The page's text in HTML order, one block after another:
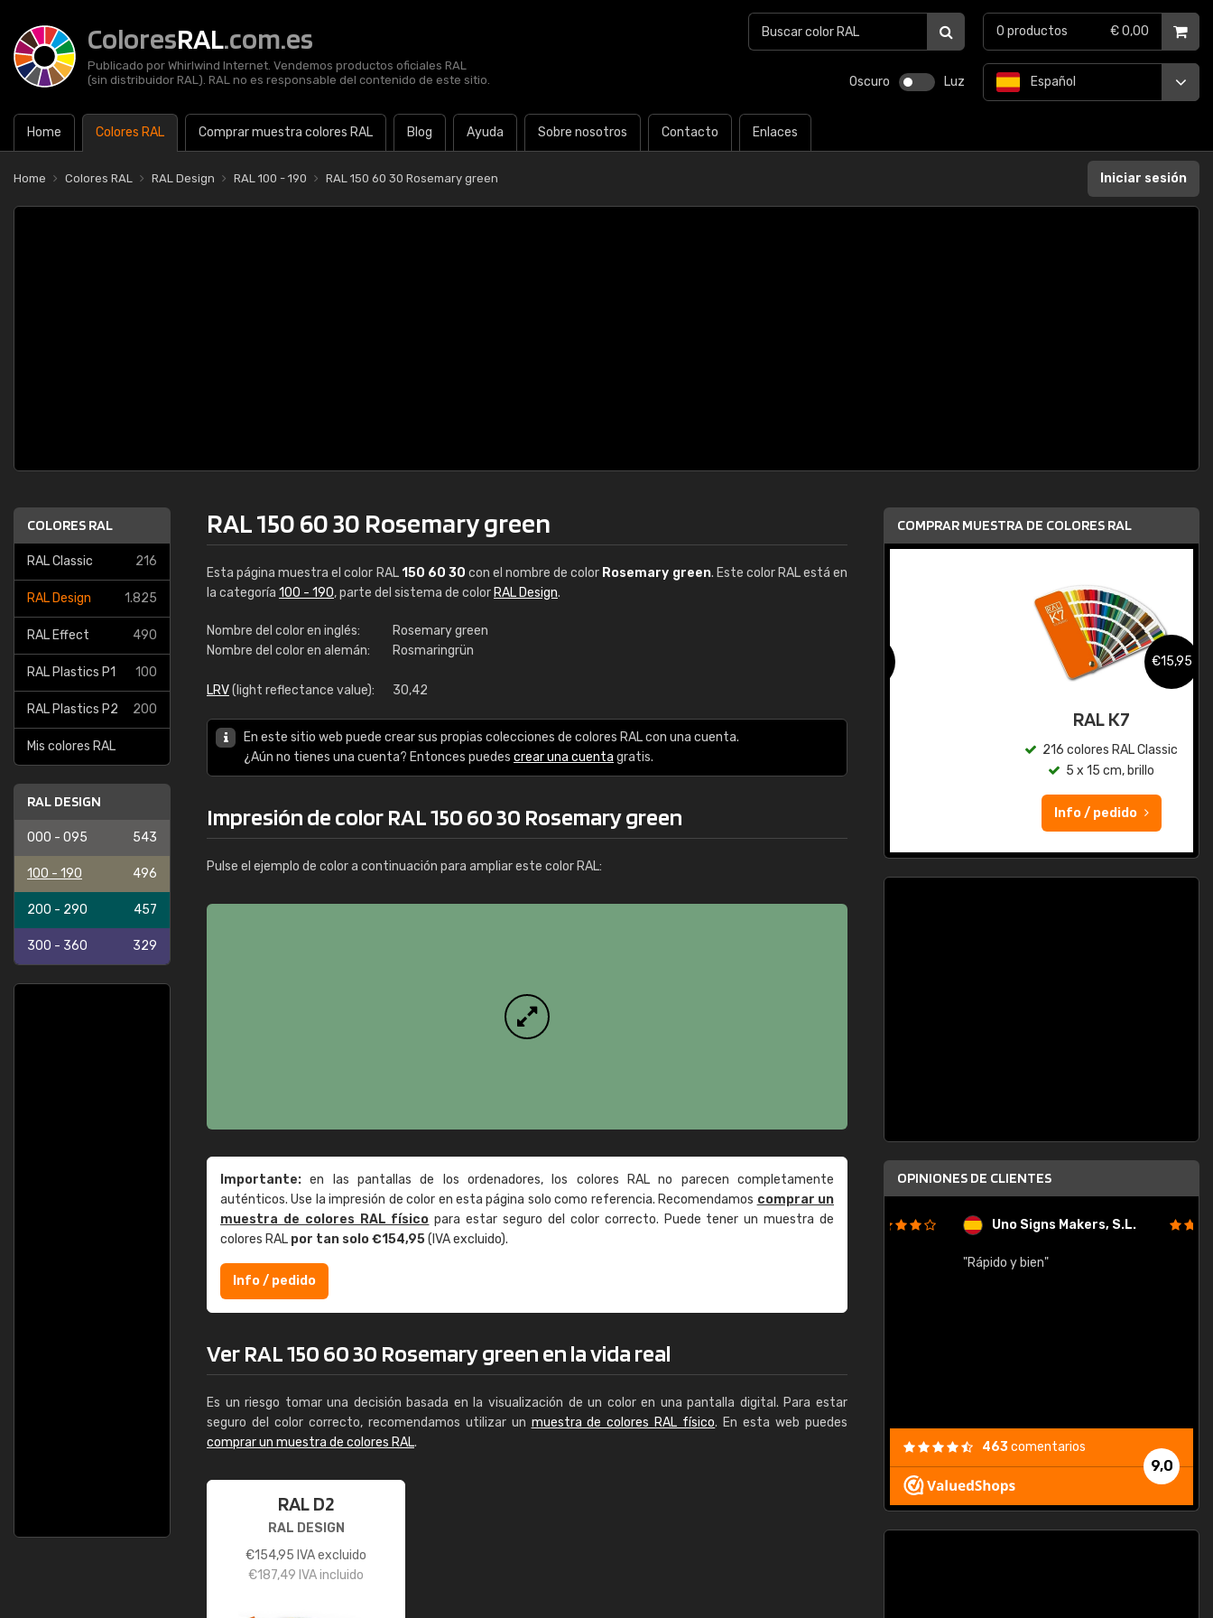
ColoresRAL.com.es
Publicado por Whirlwind Internet. Vendemos productos oficiales RAL
(sin distribuidor RAL). RAL no es responsable del contenido de este sitio.
Oscuro Luz
Home Colores RAL Comprar muestra colores RAL Blog Ayuda Sobre nosotros Contacto Enlaces
Español
0 productos € 0,00
Home Colores RAL RAL Design RAL 100 - 190 RAL 150 60 30 Rosemary green Iniciar sesión
COLORES RAL
RAL Classic 216
RAL Design 1.825
RAL Effect 490
RAL Plastics P1 100
RAL Plastics P2 200
Mis colores RAL
RAL DESIGN
000 - 095 543
100 - 190 496
200 - 290 457
300 - 360 329
RAL 150 60 30 Rosemary green
Esta página muestra el color RAL150 60 30 con el nombre de color Rosemary green. Este color RAL está en
la categoría 100 - 190, parte del sistema de color RAL Design.
Nombre del color en inglés:
Rosemary green
Nombre del color en alemán:
Rosmaringrün
LRV(light reflectance value): 30,42
En este sitio web puede crear sus propias colecciones de colores RAL con una cuenta.
¿Aún no tienes una cuenta? Entonces puedes crear una cuenta gratis.
Impresión de color RAL 150 60 30 Rosemary green
Pulse el ejemplo de color a continuación para ampliar este color RAL:
Importante: en las pantallas de los ordenadores, los colores RAL no parecen completamente
auténticos. Use la impresión de color en esta página solo como referencia. Recomendamos comprar un
muestra de colores RAL físico para estar seguro del color correcto. Puede tener un muestra de
colores RAL por tan solo €154,95(IVA excluido).
Info / pedido
Ver RAL 150 60 30 Rosemary green en la vida real
Es un riesgo tomar una decisión basada en la visualización de un color en una pantalla digital. Para estar
seguro del color correcto, recomendamos utilizar un muestra de colores RAL físico. En esta web puedes
comprar un muestra de colores RAL.
RAL D2
RAL DESIGN
€154,95 IVA excluido
€187,49 IVA incluido
COMPRAR MUESTRA DE COLORES RAL
RAL K7 a base de agua
€15,95
216 colores RAL Classic
5 x 15 cm, brillo
Info / pedido
OPINIONES DE CLIENTES
Enrique Uno Signs Makers, S.L.
"Rápido y bien"
9,0
463comentarios